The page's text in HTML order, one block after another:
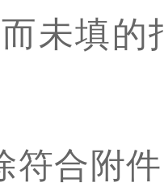
未填的
符合附